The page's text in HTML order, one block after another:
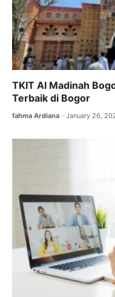
TKIT Al Madinah
Terbaik di Bogor
fahma Ardiana January 26,